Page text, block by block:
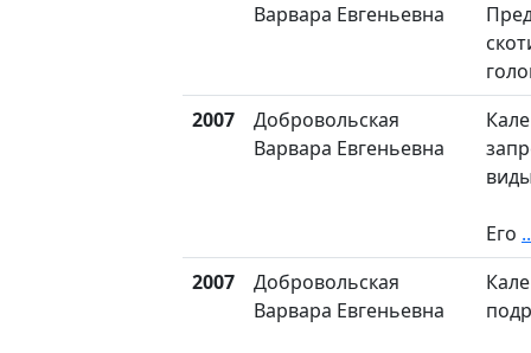
Варвара Евгеньевна
2007
Добровольская
Варвара Евгеньевна
Его
2007
Добровольская
Варвара Евгеньевна